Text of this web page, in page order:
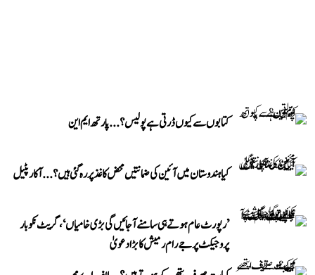
کتابوں سے کیوں ڈرتی ہے پولیس؟...پارتھ ایم این
کیا ہندوستان میں آئین کی ضمانتیں محض کاغذ پر رہ گئی ہیں؟...آکار پٹیل
’رپورٹ عام ہوتے ہی سامنے آ جائیں گی بڑی خامیاں‘، گریٹ نکوبار
پروجیکٹ پر جے رام رمیش کا بڑا دعویٰ